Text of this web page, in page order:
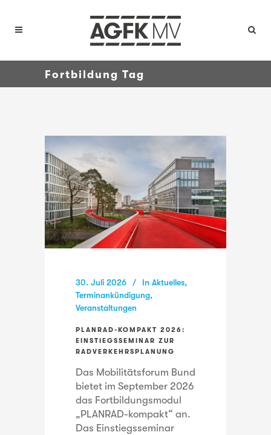
Fortbildung Tag
30. Juli 2026 In Aktuelles,
Terminankündigung,
Veranstaltungen
PLANRAD-KOMPAKT 2026:
EINSTIEGSSEMINAR ZUR
RADVERKEHRSPLANUNG
Das Mobilitätsforum Bund
bietet im September 2026
das Fortbildungsmodul
„PLANRAD-kompakt“ an.
Das Einstiegsseminar